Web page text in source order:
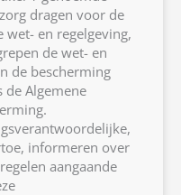
dragen voor de
wet- en regelgeving,
de wet- en
de bescherming
de Algemene
informeren over
aangaande